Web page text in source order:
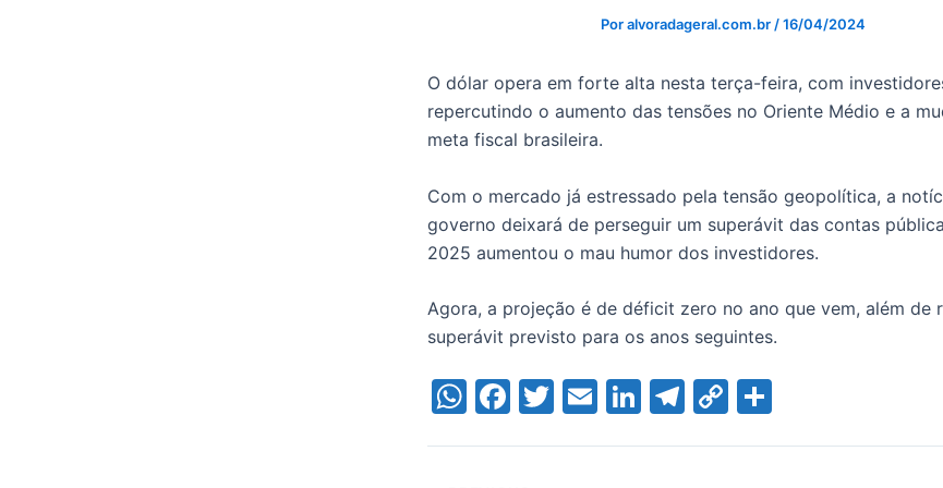
Poralvoradageral.com.br /16/04/2024
O dólar opera em forte alta nesta terça-feira, com
repercutindo o aumento das tensões no Oriente Médio e a
meta fiscal brasileira.
Com o mercado já estressado pela tensão geopolítica, a
governo deixará de perseguir um superávit das contas
2025 aumentou o mau humor dos investidores.
Agora, a projeção é de déficit zero no ano que vem, além de
superávit previsto para os anos seguintes.
W F
T
E
Li T
C